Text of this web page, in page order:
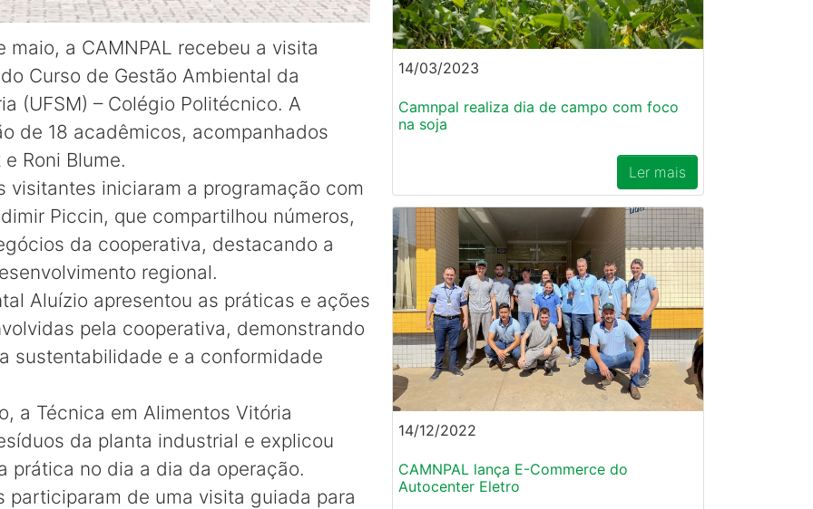
a CAMNPAL recebeu a visita
Curso de Gestão Ambiental da
(UFSM) – Colégio Politécnico. A
de 18 acadêmicos, acompanhados
Roni Blume.
visitantes iniciaram a programação com
Piccin, que compartilhou números,
da cooperativa, destacando a
regional.
Aluízio apresentou as práticas e ações
pela cooperativa, demonstrando
sustentabilidade e a conformidade
a Técnica em Alimentos Vitória
da planta industrial e explicou
prática no dia a dia da operação.
participaram de uma visita guiada para
14/03/2023
Camnpal realiza dia de campo com foco
na soja
Ler mais
14/12/2022
CAMNPAL lança E-Commerce do
Autocenter Eletro